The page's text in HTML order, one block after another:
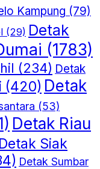
Kampung (79)
(29) Detak
(1783)
(234) Detak
(420) Detak
(53)
Detak Riau
Detak Siak
Detak Sumbar